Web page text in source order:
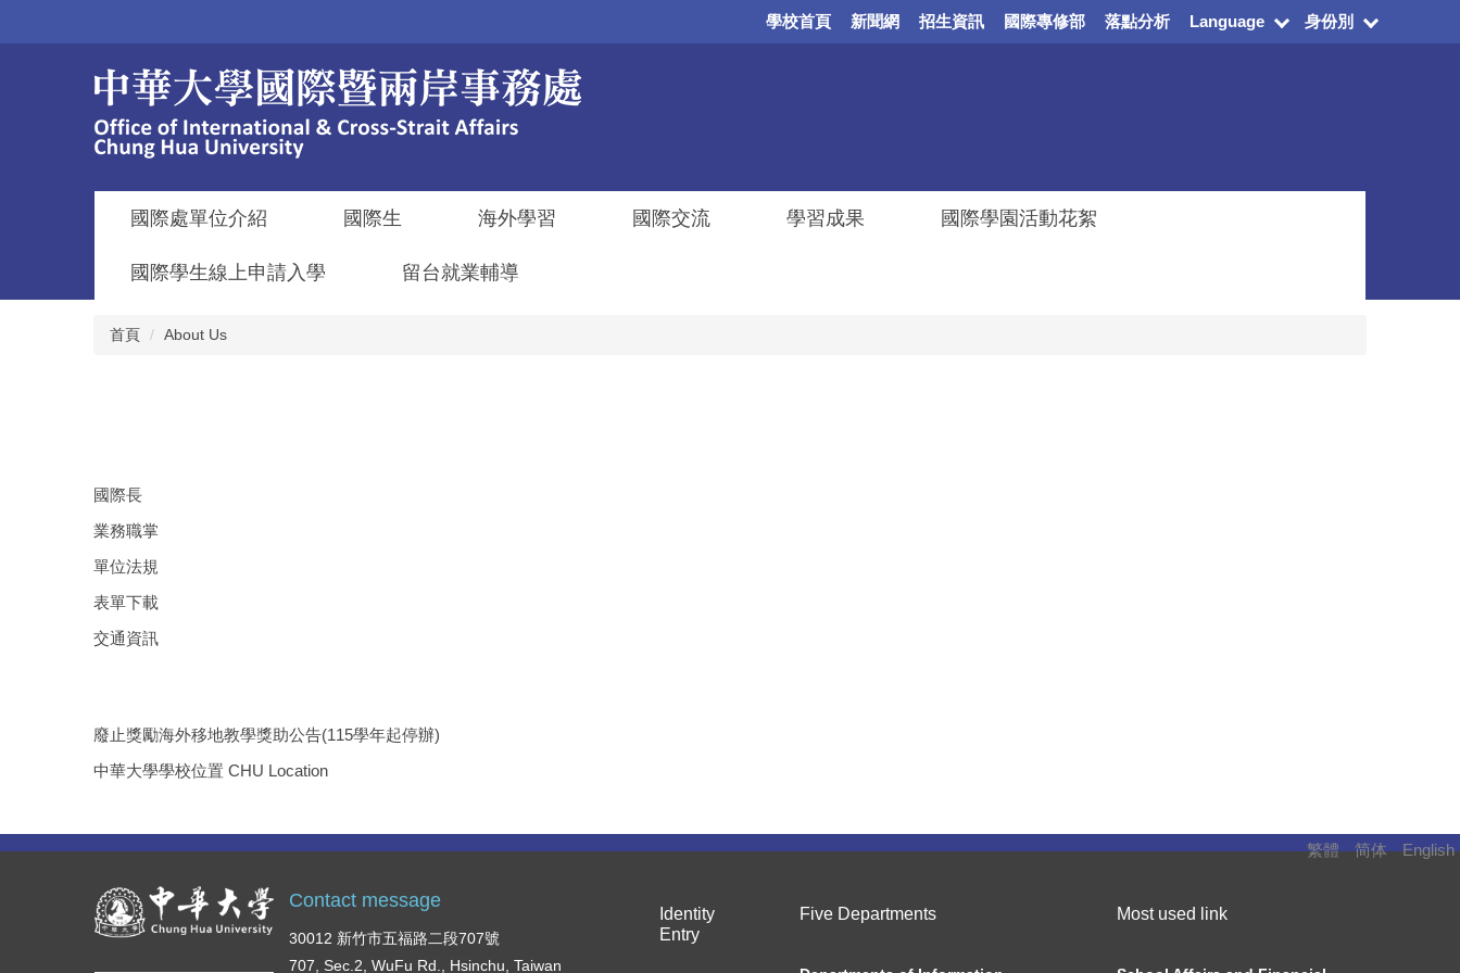
學校首頁 新聞網 招生資訊 國際專修部 落點分析 Language 身份別
國際處單位介紹 國際生 海外學習 國際交流 學習成果 國際學園活動花絮
國際學生線上申請入學 留台就業輔導
首頁 About Us
國際長
業務職掌
單位法規
表單下載
交通資訊
廢止獎勵海外移地教學獎助公告(115學年起停辦)
中華大學學校位置 CHU Location
繁體 简体 English
Contact message
30012 新竹市五福路二段707號
707, Sec.2, WuFu Rd., Hsinchu, Taiwan
Identity
Entry
Five Departments Most used link